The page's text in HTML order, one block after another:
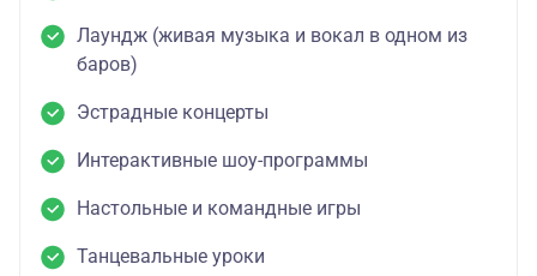
Лаундж (живая музыка и вокал в одном из
баров)
Эстрадные концерты
Интерактивные шоу-программы
Настольные и командные игры
Танцевальные уроки